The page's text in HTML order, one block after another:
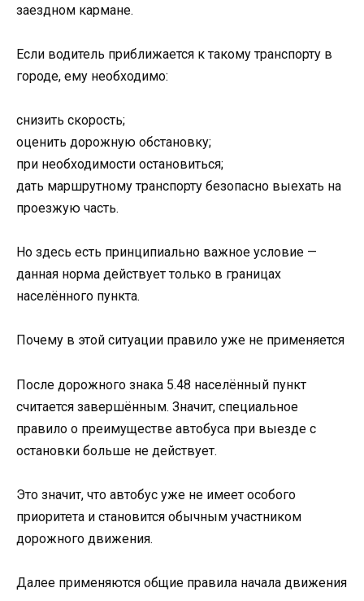
заездном кармане.
Если водитель приближается к такому транспорту в
городе, ему необходимо:
снизить скорость;
оценить дорожную обстановку;
при необходимости остановиться;
дать маршрутному транспорту безопасно выехать на
проезжую часть.
Но здесь есть принципиально важное условие —
данная норма действует только в границах
населённого пункта.
Почему в этой ситуации правило уже не применяется
После дорожного знака 5.48 населённый пункт
считается завершённым. Значит, специальное
правило о преимуществе автобуса при выезде с
остановки больше не действует.
Это значит, что автобус уже не имеет особого
приоритета и становится обычным участником
дорожного движения.
Далее применяются общие правила начала движения